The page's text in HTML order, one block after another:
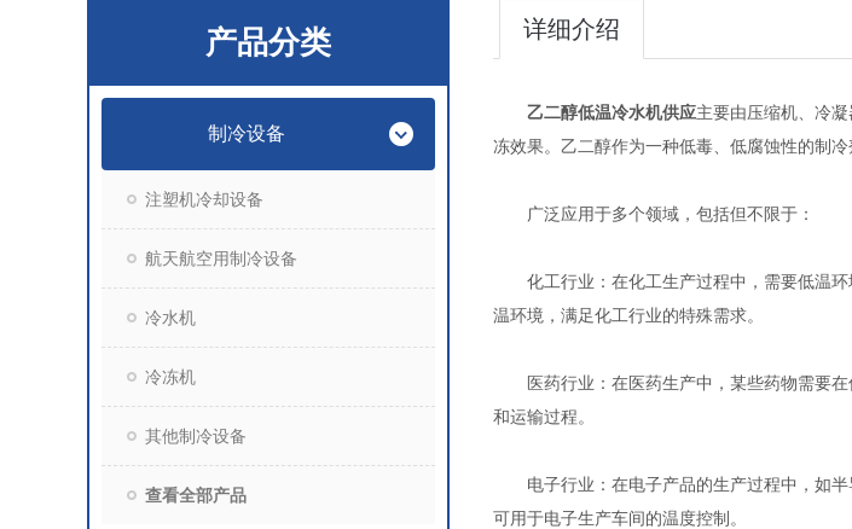
产品分类
制冷设备
注塑机冷却设备
航天航空用制冷设备
冷水机
冷冻机
其他制冷设备
查看全部产品
详细介绍
乙二醇低温冷水机供应主要由压缩机、冷
冻效果。乙二醇作为一种低毒、低腐蚀性的制
广泛应用于多个领域，包括但不限于：
化工行业：在化工生产过程中，需要低温环
温环境，满足化工行业的特殊需求。
医药行业：在医药生产中，某些药物需要在
和运输过程。
电子行业：在电子产品的生产过程中，如半
可用于电子生产车间的温度控制。